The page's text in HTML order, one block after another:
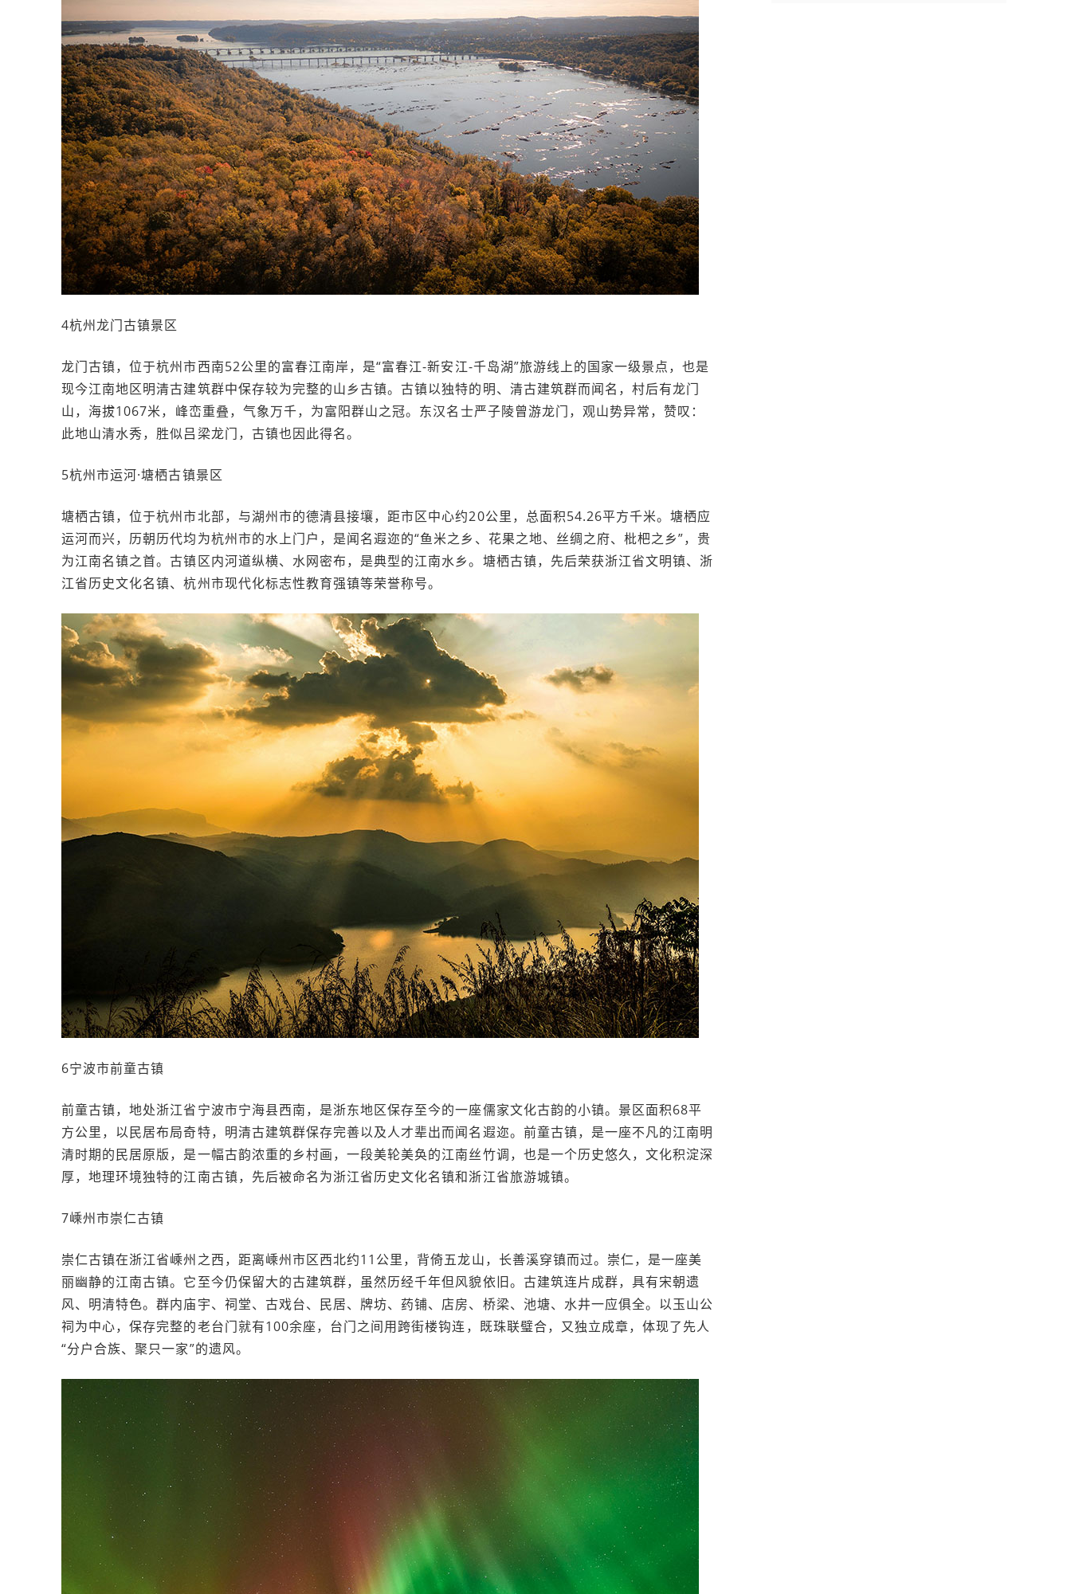
4杭州龙门古镇景区
龙门古镇，位于杭州市西南52公里的富春江南岸，是“富春江-新安江-千岛湖”旅游线上的国家一级景点，也是
现今江南地区明清古建筑群中保存较为完整的山乡古镇。古镇以独特的明、清古建筑群而闻名，村后有龙门
山，海拔1067米，峰峦重叠，气象万千，为富阳群山之冠。东汉名士严子陵曾游龙门，观山势异常，赞叹：
此地山清水秀，胜似吕梁龙门，古镇也因此得名。
5杭州市运河·塘栖古镇景区
塘栖古镇，位于杭州市北部，与湖州市的德清县接壤，距市区中心约20公里，总面积54.26平方千米。塘栖应
运河而兴，历朝历代均为杭州市的水上门户，是闻名遐迩的“鱼米之乡、花果之地、丝绸之府、枇杷之乡”，贵
为江南名镇之首。古镇区内河道纵横、水网密布，是典型的江南水乡。塘栖古镇，先后荣获浙江省文明镇、浙
江省历史文化名镇、杭州市现代化标志性教育强镇等荣誉称号。
6宁波市前童古镇
前童古镇，地处浙江省宁波市宁海县西南，是浙东地区保存至今的一座儒家文化古韵的小镇。景区面积68平
方公里，以民居布局奇特，明清古建筑群保存完善以及人才辈出而闻名遐迩。前童古镇，是一座不凡的江南明
清时期的民居原版，是一幅古韵浓重的乡村画，一段美轮美奂的江南丝竹调，也是一个历史悠久，文化积淀深
厚，地理环境独特的江南古镇，先后被命名为浙江省历史文化名镇和浙江省旅游城镇。
7嵊州市崇仁古镇
崇仁古镇在浙江省嵊州之西，距离嵊州市区西北约11公里，背倚五龙山，长善溪穿镇而过。崇仁，是一座美
丽幽静的江南古镇。它至今仍保留大的古建筑群，虽然历经千年但风貌依旧。古建筑连片成群，具有宋朝遗
风、明清特色。群内庙宇、祠堂、古戏台、民居、牌坊、药铺、店房、桥梁、池塘、水井一应俱全。以玉山公
祠为中心，保存完整的老台门就有100余座，台门之间用跨街楼钩连，既珠联璧合，又独立成章，体现了先人
“分户合族、聚只一家”的遗风。